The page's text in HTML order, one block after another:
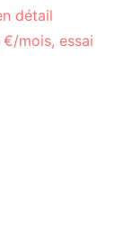
détail
mois, essai